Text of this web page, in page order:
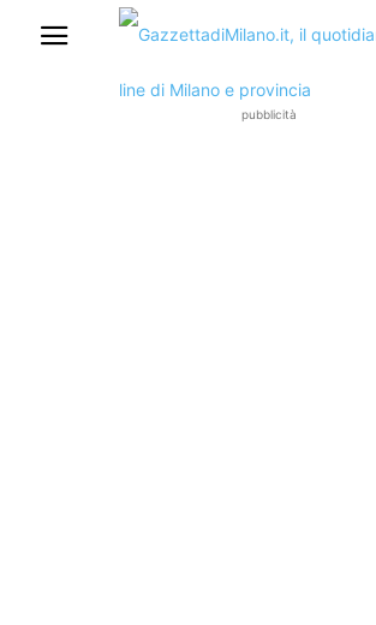
pubblicità